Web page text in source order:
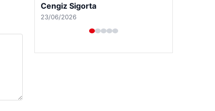
Cengiz Sigorta
23/06/2026